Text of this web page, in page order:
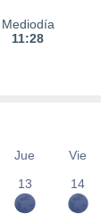
Mediodía
11:28
Jue Vie
13 14